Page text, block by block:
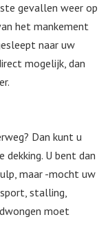
gevallen weer op
het mankement
naar uw
mogelijk, dan
Dan kunt u
dekking. U bent dan
maar -mocht uw
stalling,
moet